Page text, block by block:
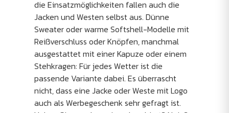
die Einsatzmöglichkeiten fallen auch die
Jacken und Westen selbst aus. Dünne
Sweater oder warme Softshell-Modelle mit
Reißverschluss oder Knöpfen, manchmal
ausgestattet mit einer Kapuze oder einem
Stehkragen: Für jedes Wetter ist die
passende Variante dabei. Es überrascht
nicht, dass eine Jacke oder Weste mit Logo
auch als Werbegeschenk sehr gefragt ist.